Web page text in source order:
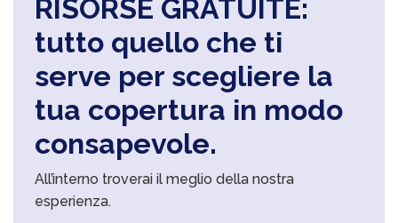
RISORSE GRATUITE:
tutto quello che ti
serve per scegliere la
tua copertura in modo
consapevole.
All’interno troverai il meglio della nostra
esperienza.